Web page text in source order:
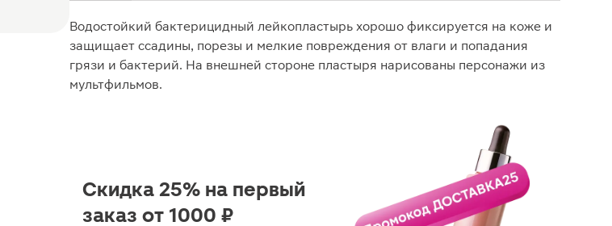
Водостойкий бактерицидный лейкопластырь хорошо фиксируется на коже и
защищает ссадины, порезы и мелкие повреждения от влаги и попадания
грязи и бактерий. На внешней стороне пластыря нарисованы персонажи из
мультфильмов.
Скидка 25% на первый
заказ от 1000 ₽